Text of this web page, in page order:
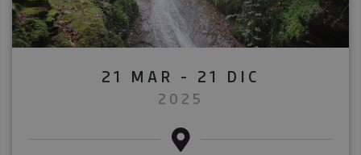
21 MAR - 21 DIC
2025